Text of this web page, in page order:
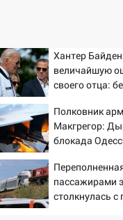
Хантер
величайшую
своего отца:
Полковник
Макгрегор:
блокада
России за это
головы?
пассажирами
столкнулась